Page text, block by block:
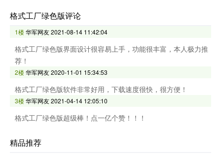
格式工厂绿色版评论
1楼华军网友2021-08-14 11:42:04
格式工厂绿色版界面设计很容易上手，功能很丰富，本人极力推
荐！
2楼华军网友2020-11-01 15:34:53
格式工厂绿色版软件非常好用，下载速度很快，很方便！
3楼华军网友2021-04-14 12:05:10
格式工厂绿色版超级棒！点一亿个赞！！！
精品推荐